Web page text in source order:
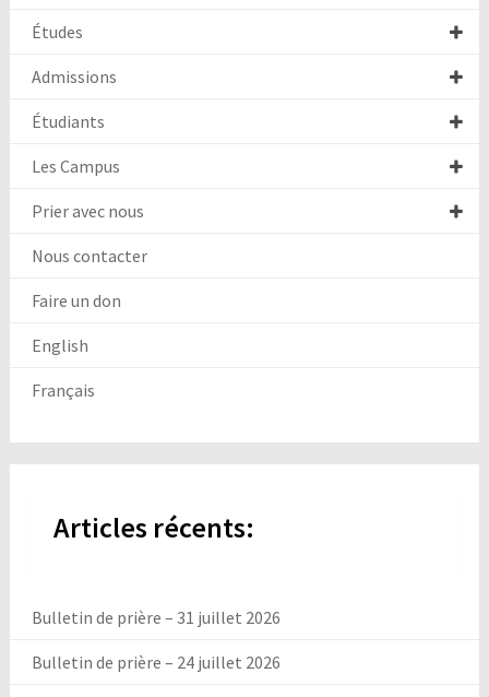
Études
Admissions
Étudiants
Les Campus
Prier avec nous
Nous contacter
Faire un don
English
Français
Articles récents:
Bulletin de prière – 31 juillet 2026
Bulletin de prière – 24 juillet 2026